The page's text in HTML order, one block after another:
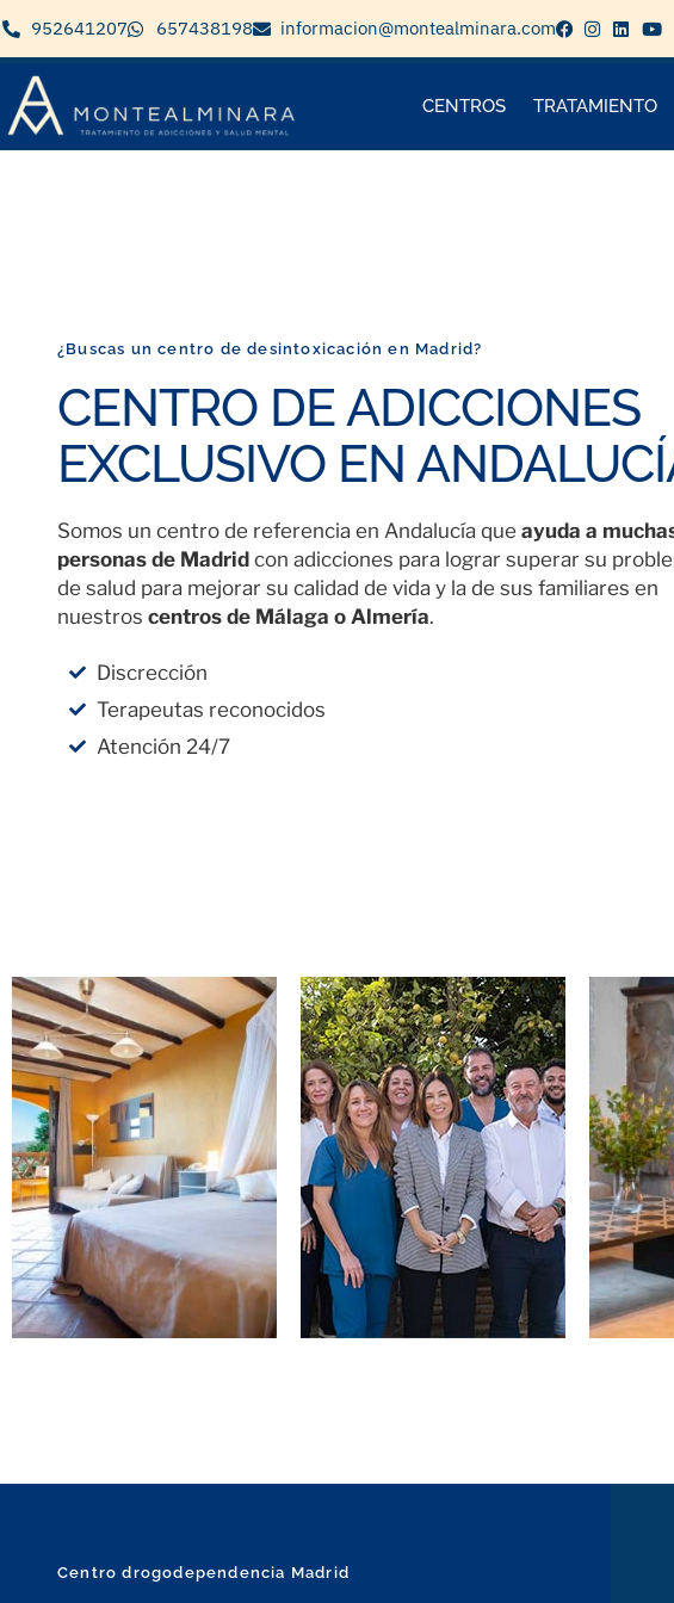
952641207 657438198 informacion@montealminara.com
CENTROS TRATAMIENTO
¿Buscas un centro de desintoxicación en Madrid?
CENTRO DE ADICCIONES
EXCLUSIVO EN
Somos un centro de referencia en Andalucía que ayuda a
personas de Madrid con adicciones para lograr superar su
de salud para mejorar su calidad de vida y la de sus familiares en
nuestros centros de Málaga o Almería.
Discrección
Terapeutas reconocidos
Atención 24/7
Centro drogodependencia Madrid